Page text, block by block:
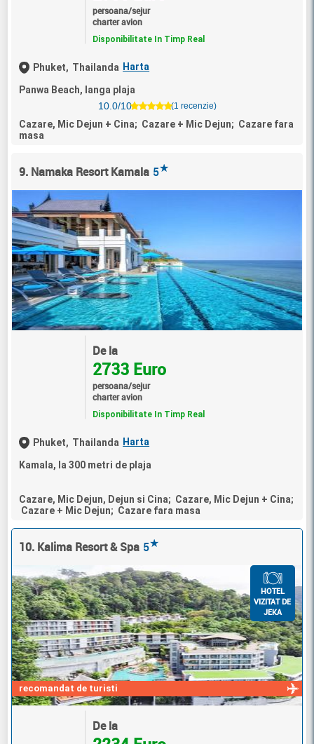
persoana/sejur
charter avion
Disponibilitate In Timp Real
Phuket, Thailanda Harta
Panwa Beach, langa plaja
10.0/10
(1 recenzie)
Cazare, Mic Dejun + Cina; Cazare + Mic Dejun; Cazare fara
masa
9. Namaka Resort Kamala 5★
De la
2733 Euro
persoana/sejur
charter avion
Disponibilitate In Timp Real
Phuket, Thailanda Harta
Kamala, la 300 metri de plaja
Cazare, Mic Dejun, Dejun si Cina; Cazare, Mic Dejun + Cina;
Cazare + Mic Dejun; Cazare fara masa
10. Kalima Resort & Spa 5★
recomandat de turisti
HOTEL
VIZITAT DE
JEKA
De la